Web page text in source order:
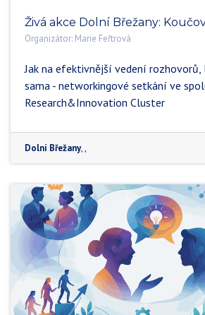
Organizátor: Marie Feřtrová
Jak na efektivnější vedení rozhovorů,
sama - networkingové setkání ve
Research&Innovation Cluster
Dolní Břežany, ,